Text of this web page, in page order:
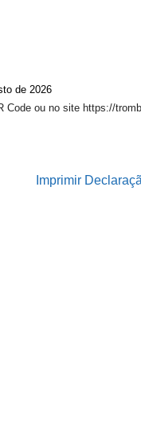
de 2026
ou no site https://
Imprimir